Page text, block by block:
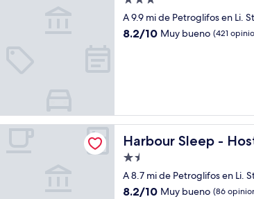
de
3.0
A 9.9 mi de Petroglifos en Li.
8.2
8.2/10 Muy bueno (421
Harbour Sleep -
Harbour Sleep - Hostel
Propiedad
de
1.5
A 8.7 mi de Petroglifos en Li.
8.2
8.2/10 Muy bueno (86